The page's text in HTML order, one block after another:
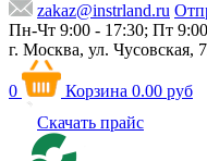
zakaz@instrland.ru
Пн-Чт 9:00 - 17:30; Пт
г. Москва, ул. Чусовская,
0 Корзина 0.00 руб
Скачать прайс